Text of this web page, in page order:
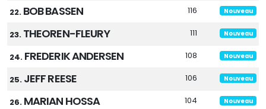
22. BOB BASSEN 116 Nouveau
23. THEOREN-FLEURY 111 Nouveau
24. FREDERIK ANDERSEN 108 Nouveau
25. JEFF REESE 106 Nouveau
26. MARIAN HOSSA 104 Nouveau